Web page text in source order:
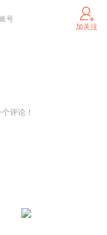
号
加关注
评论！